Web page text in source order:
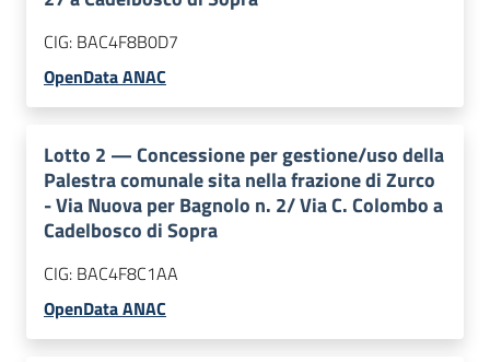
CIG: BAC4F8B0D7
OpenData ANAC
Lotto 2 —Concessione per gestione/uso della
Palestra comunale sita nella frazione di Zurco
- Via Nuova per Bagnolo n. 2/ Via C. Colombo a
Cadelbosco di Sopra
CIG: BAC4F8C1AA
OpenData ANAC